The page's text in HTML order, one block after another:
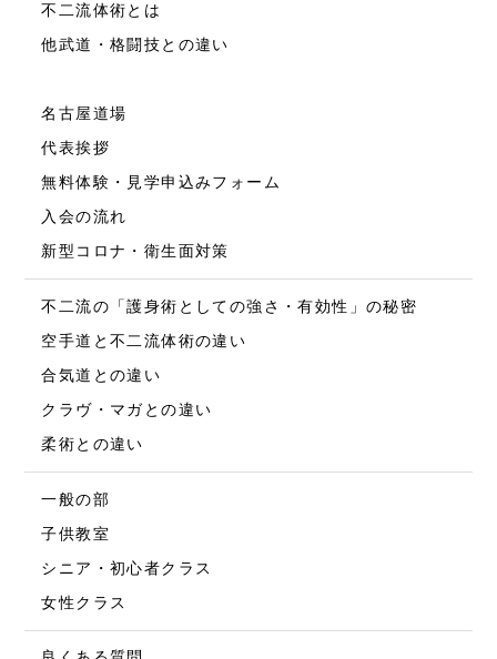
不二流体術とは
他武道・格闘技との違い
名古屋道場
代表挨拶
無料体験・見学申込みフォーム
入会の流れ
新型コロナ・衛生面対策
不二流の「護身術としての強さ・有効性」の秘密
空手道と不二流体術の違い
合気道との違い
クラヴ・マガとの違い
柔術との違い
一般の部
子供教室
シニア・初心者クラス
女性クラス